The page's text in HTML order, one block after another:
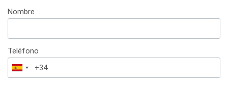
Nombre
Teléfono
España
+34